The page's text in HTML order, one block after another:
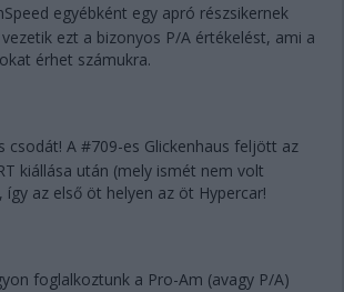
egyébként egy apró részsikernek
ezt a bizonyos P/A értékelést, ami a
érhet számukra.
csodát! A #709-es Glickenhaus feljött az
kiállása után (mely ismét nem volt
így az első öt helyen az öt Hypercar!
foglalkoztunk a Pro-Am (avagy P/A)